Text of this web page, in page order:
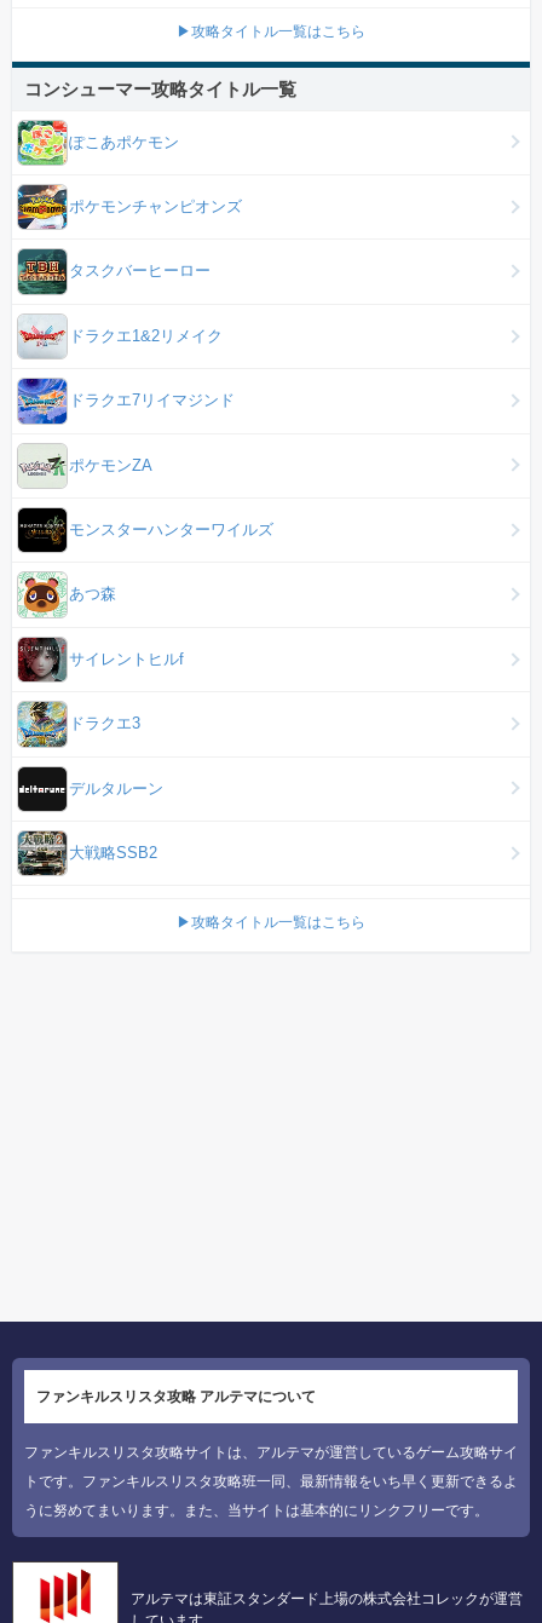
▶攻略タイトル一覧はこちら
コンシューマー攻略タイトル一覧
ぽこあポケモン
ポケモンチャンピオンズ
タスクバーヒーロー
ドラクエ1&2リメイク
ドラクエ7リイマジンド
ポケモンZA
モンスターハンターワイルズ
あつ森
サイレントヒルf
ドラクエ3
デルタルーン
大戦略SSB2
▶攻略タイトル一覧はこちら
ファンキルスリスタ攻略 アルテマについて
ファンキルスリスタ攻略サイトは、アルテマが運営しているゲーム攻略サイ
トです。ファンキルスリスタ攻略班一同、最新情報をいち早く更新できるよ
うに努めてまいります。また、当サイトは基本的にリンクフリーです。
アルテマは東証スタンダード上場の株式会社コレックが運営